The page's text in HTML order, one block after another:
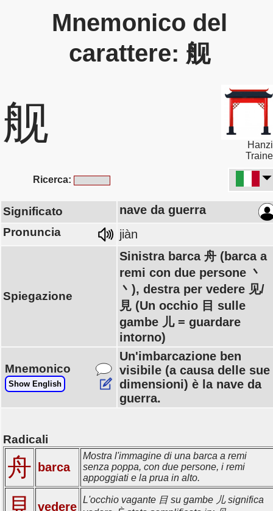
Mnemonico del
carattere: 舰
舰
Ricerca:
Significato nave da guerra
Pronuncia jiàn
Spiegazione
Sinistra barca 舟 (barca a
remi con due persone 丶
丶), destra per vedere 见/
見 (Un occhio 目 sulle
gambe 儿 = guardare
intorno)
Mnemonico
Show English
Un'imbarcazione ben
visibile (a causa delle sue
dimensioni) è la nave da
guerra.
Radicali
舟 barca
Mostra l'immagine di una barca a remi
senza poppa, con due persone, i remi
appoggiati e la prua in alto.
vedere
L'occhio vagante 目 su gambe 儿 significa